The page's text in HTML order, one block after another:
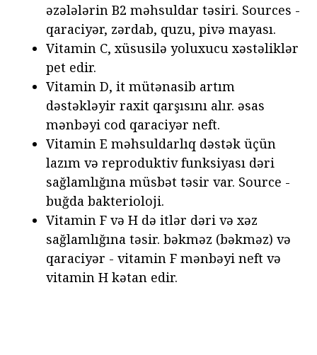
əzələlərin B2 məhsuldar təsiri. Sources -
qaraciyər, zərdab, quzu, pivə mayası.
Vitamin C, xüsusilə yoluxucu xəstəliklər
pet edir.
Vitamin D, it mütənasib artım
dəstəkləyir raxit qarşısını alır. əsas
mənbəyi cod qaraciyər neft.
Vitamin E məhsuldarlıq dəstək üçün
lazım və reproduktiv funksiyası dəri
sağlamlığına müsbət təsir var. Source -
buğda bakterioloji.
Vitamin F və H də itlər dəri və xəz
sağlamlığına təsir. bəkməz (bəkməz) və
qaraciyər - vitamin F mənbəyi neft və
vitamin H kətan edir.